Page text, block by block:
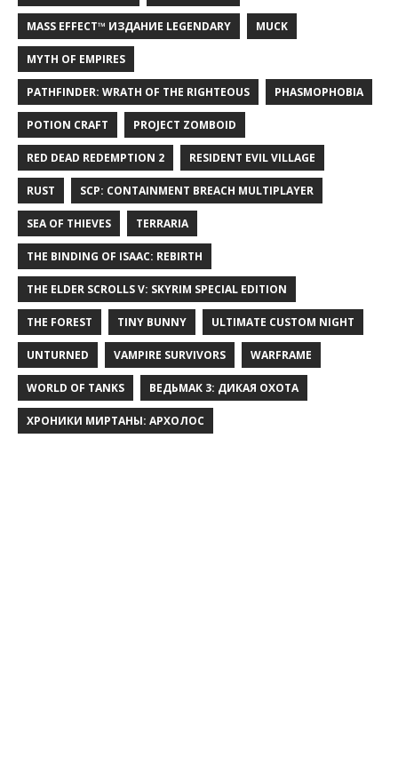
MASS EFFECT™ ИЗДАНИЕ LEGENDARY MUCK
MYTH OF EMPIRES
PATHFINDER: WRATH OF THE RIGHTEOUS PHASMOPHOBIA
POTION CRAFT PROJECT ZOMBOID
RED DEAD REDEMPTION 2 RESIDENT EVIL VILLAGE
RUST SCP: CONTAINMENT BREACH MULTIPLAYER
SEA OF THIEVES TERRARIA
THE BINDING OF ISAAC: REBIRTH
THE ELDER SCROLLS V: SKYRIM SPECIAL EDITION
THE FOREST TINY BUNNY ULTIMATE CUSTOM NIGHT
UNTURNED VAMPIRE SURVIVORS WARFRAME
WORLD OF TANKS ВЕДЬМАК 3: ДИКАЯ ОХОТА
ХРОНИКИ МИРТАНЫ: АРХОЛОС